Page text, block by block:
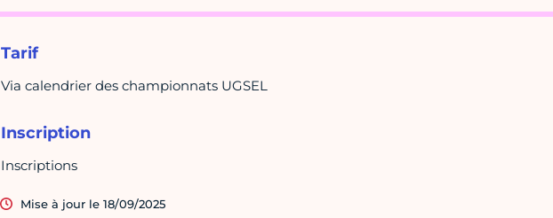
Tarif
Via calendrier des championnats UGSEL
Inscription
Inscriptions
Mise à jour le 18/09/2025